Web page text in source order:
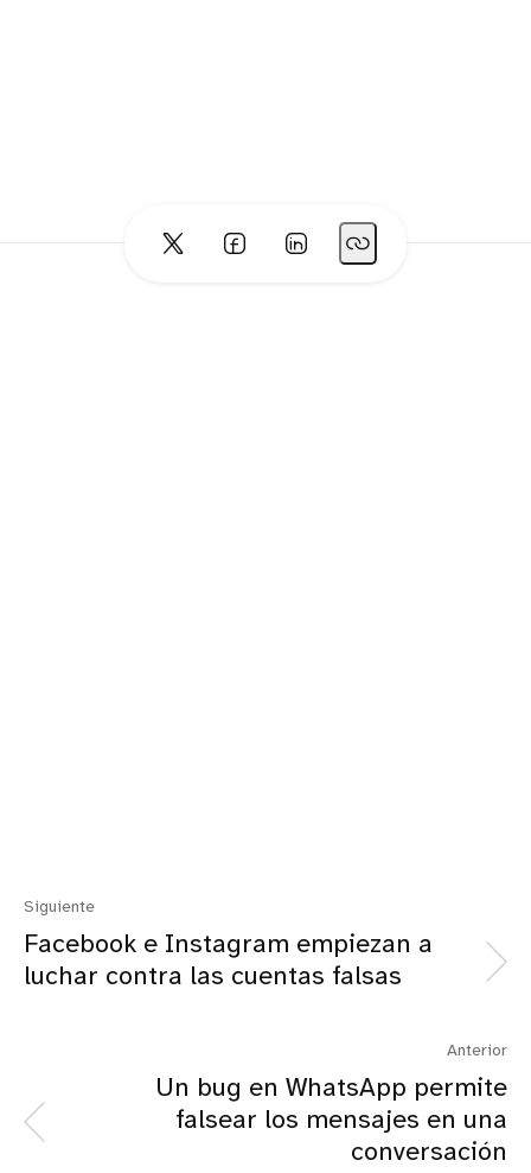
Siguiente
Facebook e Instagram empiezan a
luchar contra las cuentas falsas
Anterior
Un bug en WhatsApp permite
falsear los mensajes en una
conversación